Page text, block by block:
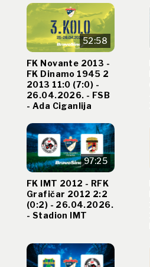
52:58
FK Novante 2013 -
FK Dinamo 1945 2
2013 11:0 (7:0) -
26.04.2026. - FSB
- Ada Ciganlija
97:25
FK IMT 2012 - RFK
Grafičar 2012 2:2
(0:2) - 26.04.2026.
- Stadion IMT